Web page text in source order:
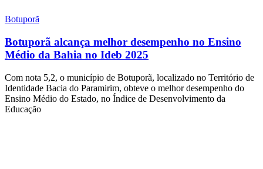
Botuporã
Botuporã alcança melhor desempenho no Ensino
Médio da Bahia no Ideb 2025
Com nota 5,2, o município de Botuporã, localizado no Território de
Identidade Bacia do Paramirim, obteve o melhor desempenho do
Ensino Médio do Estado, no Índice de Desenvolvimento da
Educação